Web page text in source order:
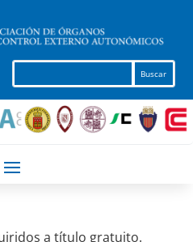
a título gratuito.